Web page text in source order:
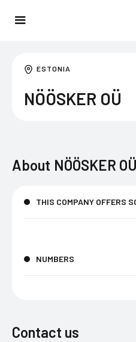
ESTONIA
NÖÖSKER OÜ
About NÖÖSKER OÜ
THIS COMPANY OFFERS
NUMBERS
Contact us